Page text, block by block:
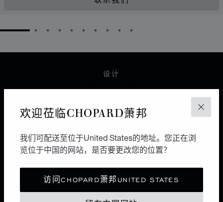
关闭
欢迎莅临CHOPARD萧邦
我们可配送至位于United States的地址。您正在浏
览位于中国的网站，是否要更改您的位置？
访问CHOPARD萧邦UNITED STATES
GO TO SLIDE 1GO TO SLIDE 2
GO TO SLIDE 3
GO TO SLIDE 4
GO TO SLIDE 5
GO TO SLIDE 6
GO TO SLIDE 7
GO TO SLIDE 8
GO TO SLIDE 9
GO TO SLIDE 10
设计
都市形象
6个面，12条边，8个点。作为极简风格的图形，立方体
都市优雅与现代风情谐美交融，它区别于各种珠宝设计流
派之上。
ICE CUBEX贝拉·哈迪德